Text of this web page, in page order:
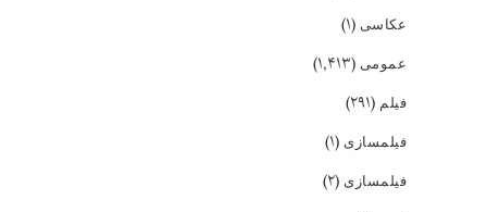
عکاسی (۱)
عمومی (۱,۴۱۳)
فیلم (۲۹۱)
فیلمسازی (۱)
فیلمسازی (۲)